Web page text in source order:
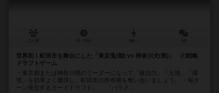
世界初！町田市を舞台にした「東京兎(都) vs 神奈川犬(県)」 の戦略
ドラフトゲーム
・東京都または神奈川県のリーダーになって「政治力」「土地」「環
境」を効率よく獲得し、町田市の所有権を奪い合いましょう。 ・毎タ
ーン発生するカードドラフト。 「パラメ...